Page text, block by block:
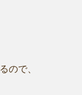
ので、